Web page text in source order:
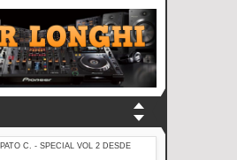
PATO C. - SPECIAL VOL 2 DESDE